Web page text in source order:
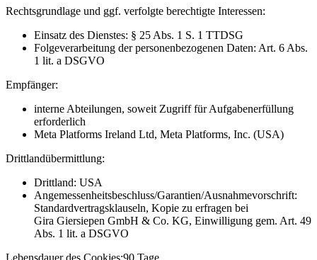
Rechtsgrundlage und ggf. verfolgte berechtigte Interessen:
Einsatz des Dienstes: § 25 Abs. 1 S. 1 TTDSG
Folgeverarbeitung der personenbezogenen Daten: Art. 6 Abs.
1 lit. a DSGVO
Empfänger:
interne Abteilungen, soweit Zugriff für Aufgabenerfüllung
erforderlich
Meta Platforms Ireland Ltd, Meta Platforms, Inc. (USA)
Drittlandübermittlung:
Drittland: USA
Angemessenheitsbeschluss/Garantien/Ausnahmevorschrift:
Standardvertragsklauseln, Kopie zu erfragen bei
Gira Giersiepen GmbH & Co. KG, Einwilligung gem. Art. 49
Abs. 1 lit. a DSGVO